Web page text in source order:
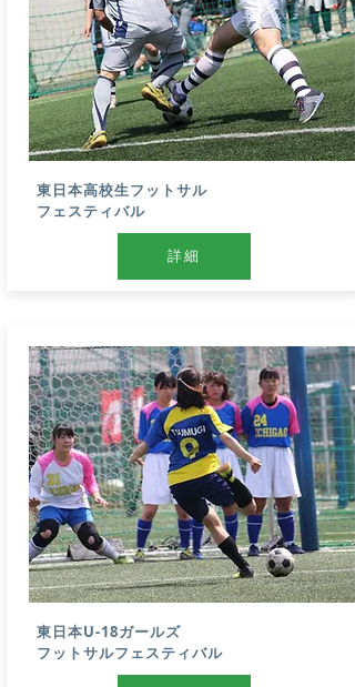
​東日本高校生フットサル
フェスティバル
詳細
東日本U-18ガールズ
​フットサルフェスティバル